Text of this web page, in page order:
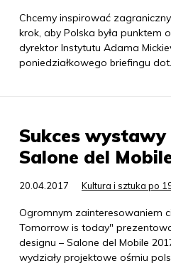
Chcemy inspirować
krok, aby Polska była punktem
dyrektor Instytutu Adama
poniedziałkowego briefingu
Sukces wystawy
Salone del
20.04.2017 Kultura i sztuka po
Ogromnym zainteresowaniem
Tomorrow is today"
designu – Salone del Mobile
wydziały projektowe ośmiu